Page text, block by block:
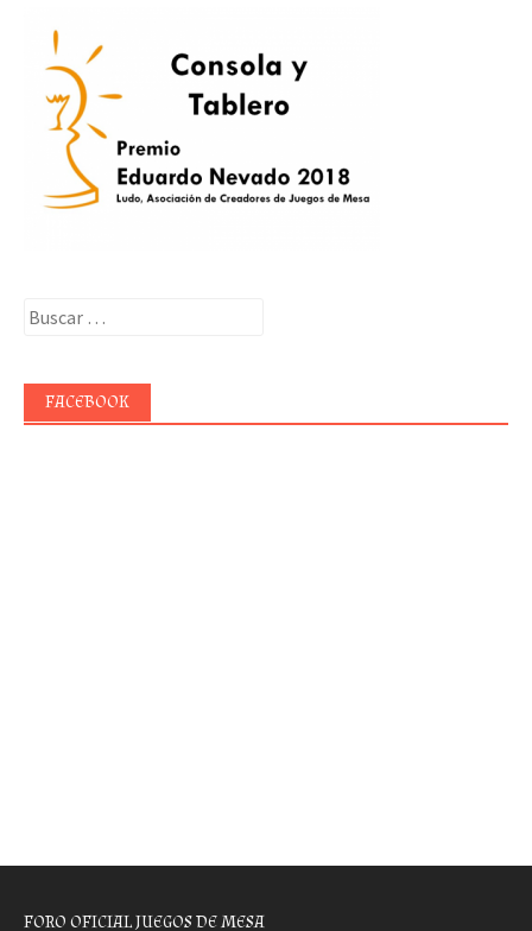
Buscar:
FACEBOOK
FORO OFICIAL JUEGOS DE MESA